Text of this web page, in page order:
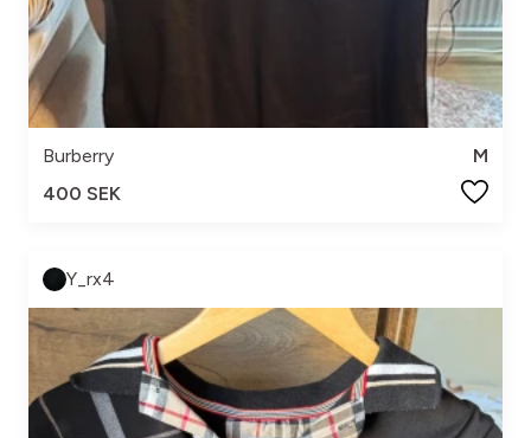
Burberry
M
400 SEK
Y_rx4